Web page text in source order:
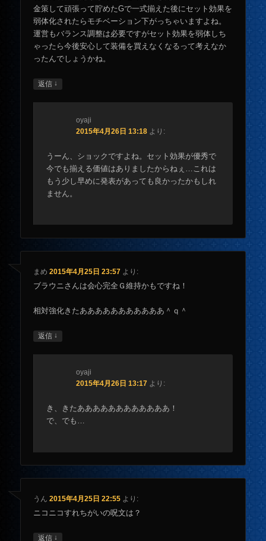
金策して頑張って貯めたGで一式揃えた後にセット効果を
弱体化されたらモチベーション下がっちゃいますよね。
運営もバランス調整は必要ですがセット効果を弱体しち
ゃったら今後安心して装備を買えなくなるって考えなか
ったんでしょうかね。
返信 ↓
oyaji
2015年4月26日 13:18 より:
うーん、ショックですよね。セット効果が優秀で
今でも揃える価値はありましたからねぇ…これは
もう少し早めに発表があっても良かったかもしれ
ません。
まめ 2015年4月25日 23:57 より:
ブラウニさんは会心完全Ｇ維持かもですね！
相対強化きたあああああああああああ＾ｑ＾
返信 ↓
oyaji
2015年4月26日 13:17 より:
き、きたああああああああああああ！
で、でも…
うん 2015年4月25日 22:55 より:
ニコニコすれちがいの呪文は？
返信 ↓